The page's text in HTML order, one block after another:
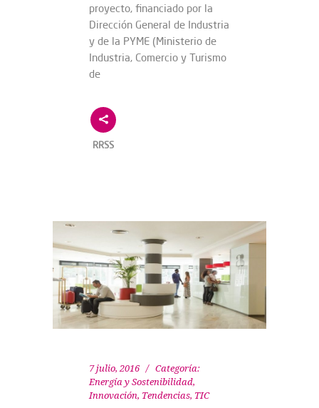
proyecto, financiado por la
Dirección General de Industria
y de la PYME (Ministerio de
Industria, Comercio y Turismo
de
RRSS
7 julio, 2016
Categoría:
Energía y Sostenibilidad,
Innovación, Tendencias, TIC